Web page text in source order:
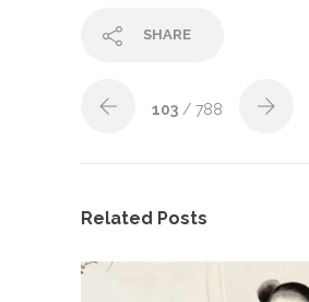
SHARE
103 / 788
Related Posts